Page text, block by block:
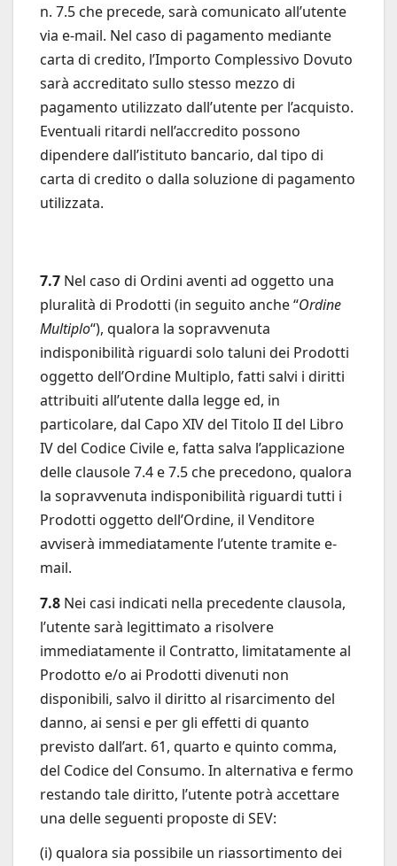
n. 7.5 che precede, sarà comunicato all’utente
via e-mail. Nel caso di pagamento mediante
carta di credito, l’Importo Complessivo Dovuto
sarà accreditato sullo stesso mezzo di
pagamento utilizzato dall’utente per l’acquisto.
Eventuali ritardi nell’accredito possono
dipendere dall’istituto bancario, dal tipo di
carta di credito o dalla soluzione di pagamento
utilizzata.
7.7 Nel caso di Ordini aventi ad oggetto una
pluralità di Prodotti (in seguito anche “Ordine
Multiplo“), qualora la sopravvenuta
indisponibilità riguardi solo taluni dei Prodotti
oggetto dell’Ordine Multiplo, fatti salvi i diritti
attribuiti all’utente dalla legge ed, in
particolare, dal Capo XIV del Titolo II del Libro
IV del Codice Civile e, fatta salva l’applicazione
delle clausole 7.4 e 7.5 che precedono, qualora
la sopravvenuta indisponibilità riguardi tutti i
Prodotti oggetto dell’Ordine, il Venditore
avviserà immediatamente l’utente tramite e-
mail.
7.8 Nei casi indicati nella precedente clausola,
l’utente sarà legittimato a risolvere
immediatamente il Contratto, limitatamente al
Prodotto e/o ai Prodotti divenuti non
disponibili, salvo il diritto al risarcimento del
danno, ai sensi e per gli effetti di quanto
previsto dall’art. 61, quarto e quinto comma,
del Codice del Consumo. In alternativa e fermo
restando tale diritto, l’utente potrà accettare
una delle seguenti proposte di SEV:
(i) qualora sia possibile un riassortimento dei